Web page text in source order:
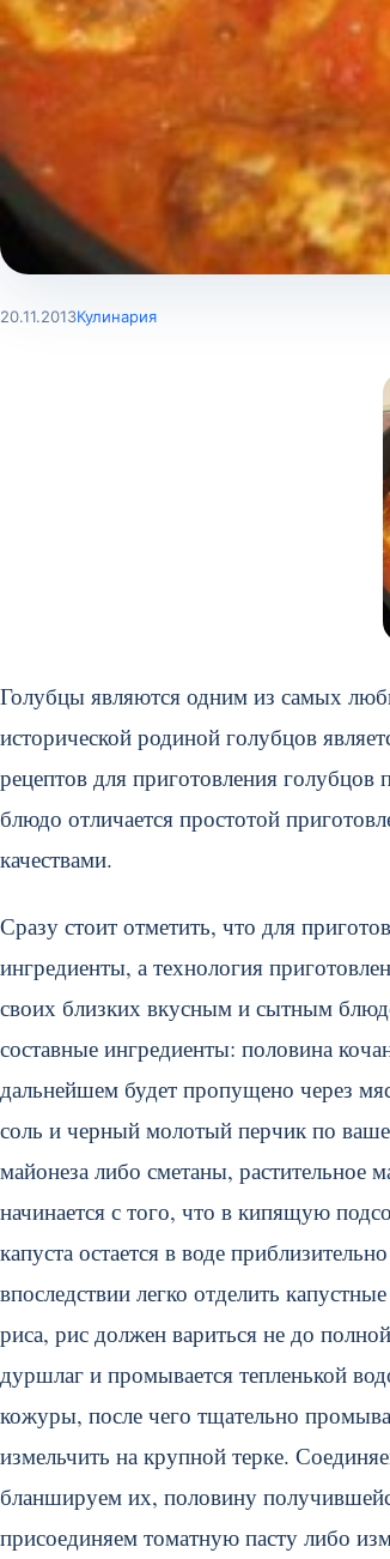
20.11.2013Кулинария
Голубцы являются одним из самых
исторической родиной голубцов
рецептов для приготовления
блюдо отличается простотой
качествами.
Сразу стоит отметить, что для
ингредиенты, а технология
своих близких вкусным и сытным
составные ингредиенты: половина
дальнейшем будет пропущено через
соль и черный молотый перчик по
майонеза либо сметаны, растительное
начинается с того, что в кипящую
капуста остается в воде
впоследствии легко отделить
риса, рис должен вариться не до
дуршлаг и промывается тепленькой
кожуры, после чего тщательно
измельчить на крупной терке.
бланшируем их, половину
присоединяем томатную пасту либо